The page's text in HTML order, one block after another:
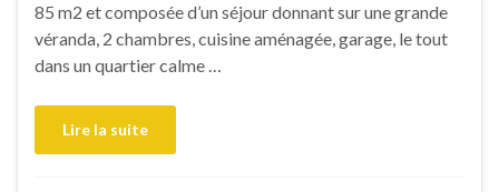
85 m2 et composée d’un séjour donnant sur une grande
véranda, 2 chambres, cuisine aménagée, garage, le tout
dans un quartier calme …
Lire la suite